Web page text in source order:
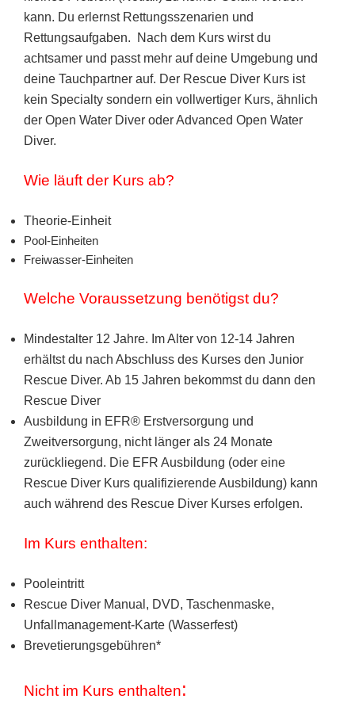
kann. Du erlernst Rettungsszenarien und
Rettungsaufgaben.
Nach dem Kurs wirst du
achtsamer und passt mehr auf deine Umgebung und
deine Tauchpartner auf. Der Rescue Diver Kurs ist
kein Specialty sondern ein vollwertiger Kurs, ähnlich
der Open Water Diver oder Advanced Open Water
Diver.
Wie läuft der Kurs ab?
Theorie-Einheit
Pool-Einheiten
Freiwasser-Einheiten
Welche Voraussetzung benötigst du?
Mindestalter 12 Jahre. Im Alter von 12-14 Jahren
erhältst du nach Abschluss des Kurses den Junior
Rescue Diver. Ab 15 Jahren bekommst du dann den
Rescue Diver
Ausbildung in EFR® Erstversorgung und
Zweitversorgung, nicht länger als 24 Monate
zurückliegend. Die EFR Ausbildung (oder eine
Rescue Diver Kurs qualifizierende Ausbildung) kann
auch während des Rescue Diver Kurses erfolgen.
Im Kurs enthalten:
Pooleintritt
Rescue Diver Manual, DVD, Taschenmaske,
Unfallmanagement-Karte (Wasserfest)
Brevetierungsgebühren*
Nicht im Kurs enthalten: